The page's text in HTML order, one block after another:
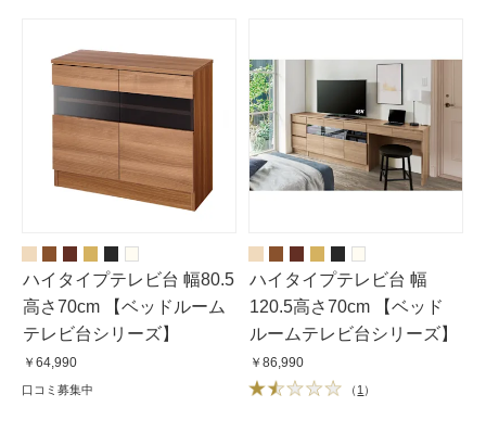
ハイタイプテレビ台 幅80.5
高さ70cm 【ベッドルーム
テレビ台シリーズ】
￥64,990
口コミ募集中
ハイタイプテレビ台 幅
120.5高さ70cm 【ベッド
ルームテレビ台シリーズ】
￥86,990
（ 1 ）